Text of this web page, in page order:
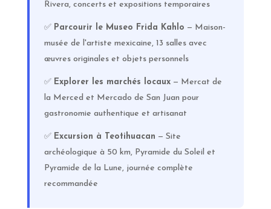
Rivera, concerts et expositions temporaires
✅ Parcourir le Museo Frida Kahlo — Maison-
musée de l'artiste mexicaine, 13 salles avec
œuvres originales et objets personnels
✅ Explorer les marchés locaux— Mercat de
la Merced et Mercado de San Juan pour
gastronomie authentique et artisanat
✅ Excursion à Teotihuacan — Site
archéologique à 50 km, Pyramide du Soleil et
Pyramide de la Lune, journée complète
recommandée